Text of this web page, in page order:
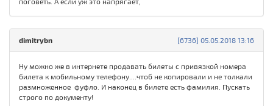
[6736] 05.05.2018 13:16
dimitrybn
Ну можно же в интернете продавать билеты с привязкой номера
билета к мобильному телефону....чтоб не копировали и не толкали
размноженное фуфло. И наконец в билете есть фамилия. Пускать
строго по документу!